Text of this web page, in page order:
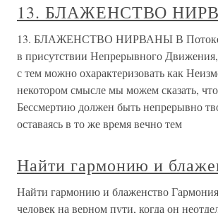
13. БЛАЖЕНСТВО
13. БЛАЖЕНСТВО НИРВАНЫ В Потоке
в присутствии Непрерывного Движения,
с тем можно охарактеризовать как
некотором смысле мы можем сказать,
Бессмертию должен быть непрерывно
оставаясь в то же время вечно тем
Найти гармонию и
Найти гармонию и блаженство Гармония
человек на верном пути, когда он